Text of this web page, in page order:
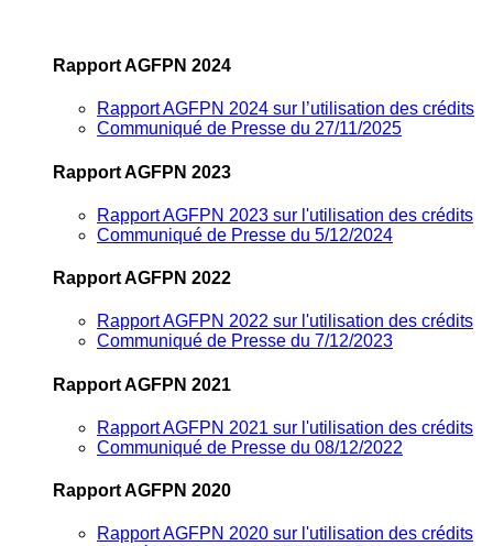
Rapport AGFPN 2024
Rapport AGFPN 2024 sur l’utilisation des crédits
Communiqué de Presse du 27/11/2025
Rapport AGFPN 2023
Rapport AGFPN 2023 sur l'utilisation des crédits
Communiqué de Presse du 5/12/2024
Rapport AGFPN 2022
Rapport AGFPN 2022 sur l'utilisation des crédits
Communiqué de Presse du 7/12/2023
Rapport AGFPN 2021
Rapport AGFPN 2021 sur l'utilisation des crédits
Communiqué de Presse du 08/12/2022
Rapport AGFPN 2020
Rapport AGFPN 2020 sur l'utilisation des crédits